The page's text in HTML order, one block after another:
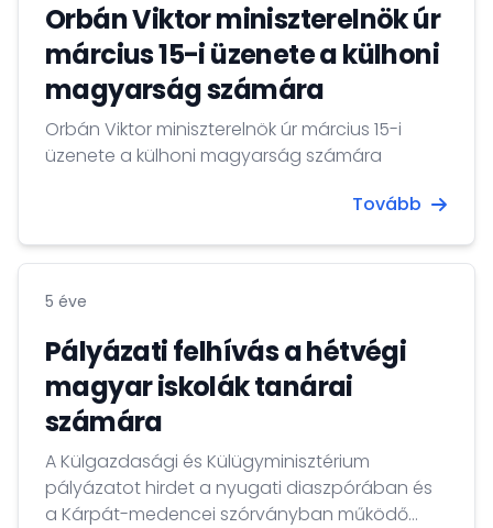
Orbán Viktor miniszterelnök úr
március 15-i üzenete a külhoni
magyarság számára
Orbán Viktor miniszterelnök úr március 15-i
üzenete a külhoni magyarság számára
Tovább
5 éve
Pályázati felhívás a hétvégi
magyar iskolák tanárai
számára
A Külgazdasági és Külügyminisztérium
pályázatot hirdet a nyugati diaszpórában és
a Kárpát-medencei szórványban működő